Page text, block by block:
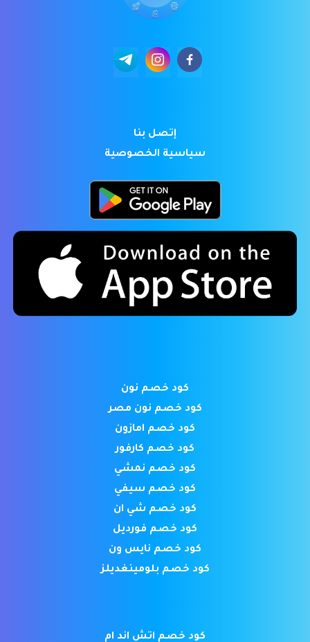
إتصل بنا
سياسية الخصوصية
كود خصم نون
كود خصم نون مصر
كود خصم امازون
كود خصم كارفور
كود خصم نمشي
كود خصم سيفي
كود خصم شي ان
كود خصم فورديل
كود خصم نايس ون
كود خصم بلومينغديلز
كود خصم اتش اند ام